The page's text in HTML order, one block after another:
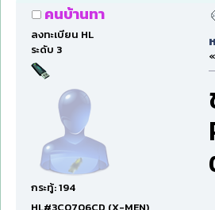
คนบ้านทา
ลงทะเบียน HL
ระดับ 3
กระทู้: 194
«